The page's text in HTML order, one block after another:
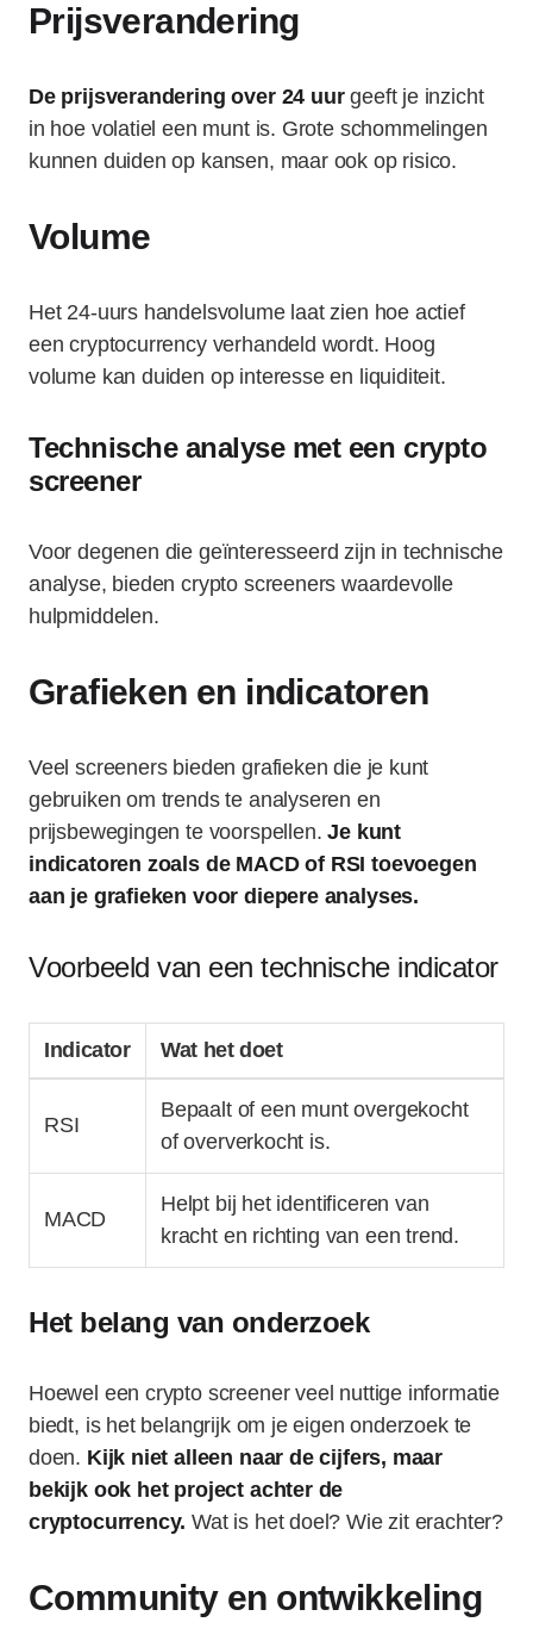
Prijsverandering
De prijsverandering over 24 uurgeeft je inzicht
in hoe volatiel een munt is. Grote schommelingen
kunnen duiden op kansen, maar ook op risico.
Volume
Het 24-uurs handelsvolume laat zien hoe actief
een cryptocurrency verhandeld wordt. Hoog
volume kan duiden op interesse en liquiditeit.
Technische analyse met een crypto
screener
Voor degenen die geïnteresseerd zijn in technische
analyse, bieden crypto screeners waardevolle
hulpmiddelen.
Grafieken en indicatoren
Veel screeners bieden grafieken die je kunt
gebruiken om trends te analyseren en
prijsbewegingen te voorspellen.Je kunt
indicatoren zoals de MACD of RSI toevoegen
aan je grafieken voor diepere analyses.
Voorbeeld van een technische indicator
Indicator Wat het doet
RSI
Bepaalt of een munt overgekocht
of oververkocht is.
MACD
Helpt bij het identificeren van
kracht en richting van een trend.
Het belang van onderzoek
Hoewel een crypto screener veel nuttige informatie
biedt, is het belangrijk om je eigen onderzoek te
doen. Kijk niet alleen naar de cijfers, maar
bekijk ook het project achter de
cryptocurrency. Wat is het doel? Wie zit erachter?
Community en ontwikkeling